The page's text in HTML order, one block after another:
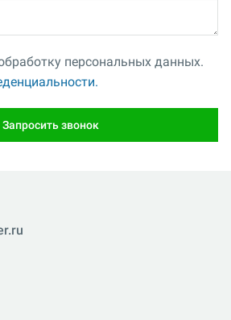
персональных данных.
Запросить звонок